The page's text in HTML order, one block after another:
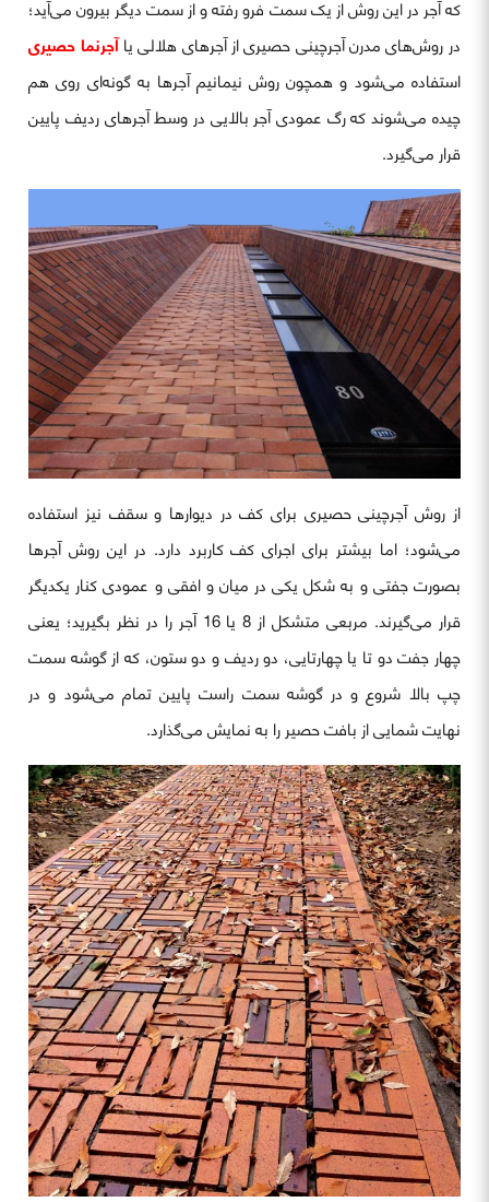
که آجر در این روش از یک سمت فرو رفته و از سمت دیگر بیرون می‌آید؛
در روش‌های مدرن آجرچینی حصیری از آجرهای هلالی یاآجرنما حصیری
استفاده می‌شود و همچون روش نیمانیم آجرها به گونه‌ای روی هم
چیده می‌شوند که رگ عمودی آجر بالایی در وسط آجرهای ردیف پایین
قرار می‌‌گیرد.
از روش آجرچینی حصیری برای کف در دیوارها و سقف نیز استفاده
می‌شود؛ اما بیشتر برای اجرای کف کاربرد دارد. در این روش آجرها
بصورت جفتی و به شکل یکی در میان و افقی و عمودی کنار یکدیگر
قرار می‌گیرند. مربعی متشکل از 8 یا 16 آجر را در نظر بگیرید؛ یعنی
چهار جفت دو تا یا چهارتایی، دو ردیف و دو ستون، که از گوشه سمت
چپ بالا شروع و در گوشه سمت راست پایین تمام می‌شود و در
نهایت شمایی از بافت حصیر را به نمایش می‌گذارد.